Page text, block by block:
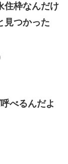
住枠なんだけ
見つかった
べるんだよ